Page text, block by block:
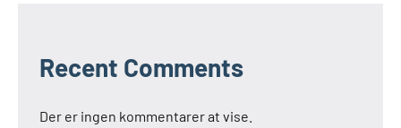
Recent Comments
Der er ingen kommentarer at vise.